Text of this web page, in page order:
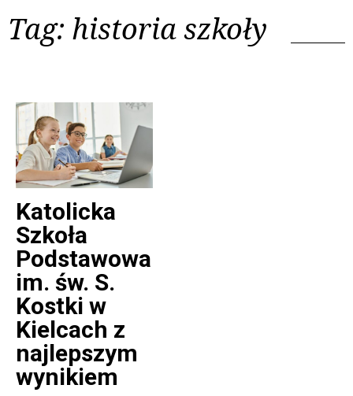
Tag: historia szkoły
Katolicka
Szkoła
Podstawowa
im. św. S.
Kostki w
Kielcach z
najlepszym
wynikiem